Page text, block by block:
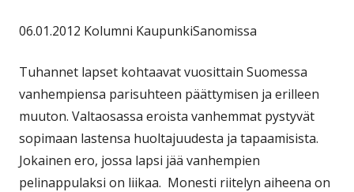
06.01.2012 Kolumni KaupunkiSanomissa
Tuhannet lapset kohtaavat vuosittain Suomessa
vanhempiensa parisuhteen päättymisen ja erilleen
muuton. Valtaosassa eroista vanhemmat pystyvät
sopimaan lastensa huoltajuudesta ja tapaamisista.
Jokainen ero, jossa lapsi jää vanhempien
pelinappulaksi on liikaa. Monesti riitelyn aiheena on